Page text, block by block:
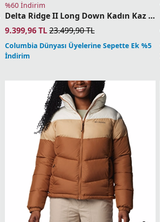
%60 İndirim
Delta Ridge II Long Down Kadın Kaz Tüyü Mont
9.399,96TL23.499,90TL
Columbia Dünyası Üyelerine Sepette Ek %5
İndirim